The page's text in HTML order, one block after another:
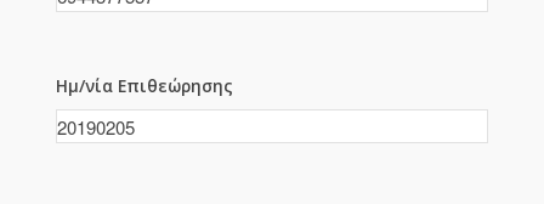
Ημ/νία Επιθεώρησης